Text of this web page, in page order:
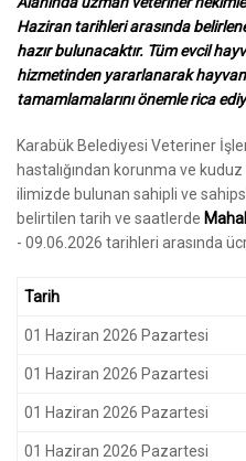
Haziran tarihleri arasında
hazır bulunacaktır. Tüm evcil
hizmetinden yararlanarak
tamamlamalarını önemle rica
Karabük Belediyesi Veteriner
hastalığından korunma ve
ilimizde bulunan sahipli ve
belirtilen tarih ve saatlerde
- 09.06.2026 tarihleri arasında
Tarih
01 Haziran 2026 Pazartesi
01 Haziran 2026 Pazartesi
01 Haziran 2026 Pazartesi
01 Haziran 2026 Pazartesi